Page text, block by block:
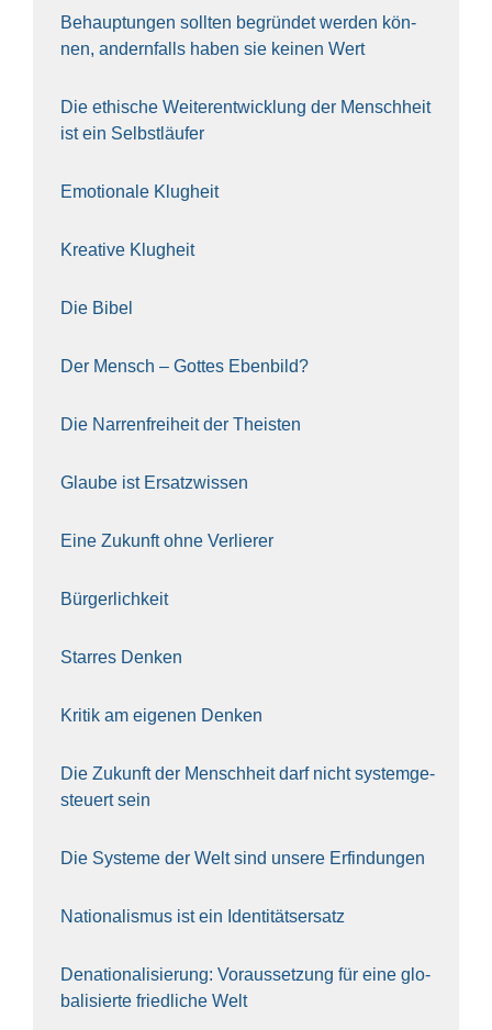
Behaup­tun­gen soll­ten begrün­det wer­den kön­
nen, andern­falls haben sie kei­nen Wert
Die ethi­sche Wei­ter­ent­wick­lung der Mensch­heit
ist ein Selbst­läu­fer
Emo­tio­na­le Klug­heit
Krea­ti­ve Klug­heit
Die Bibel
Der Mensch – Got­tes Eben­bild?
Die Nar­ren­frei­heit der The­is­ten
Glau­be ist Ersatz­wis­sen
Eine Zukunft ohne Ver­lie­rer
Bür­ger­lich­keit
Star­res Den­ken
Kri­tik am eige­nen Den­ken
Die Zukunft der Mensch­heit darf nicht sys­tem­ge­
steu­ert sein
Die Sys­te­me der Welt sind unse­re Erfin­dun­gen
Natio­na­lis­mus ist ein Iden­ti­täts­er­satz
Dena­tio­na­li­sie­rung: Vor­aus­set­zung für eine glo­
ba­li­sier­te fried­li­che Welt